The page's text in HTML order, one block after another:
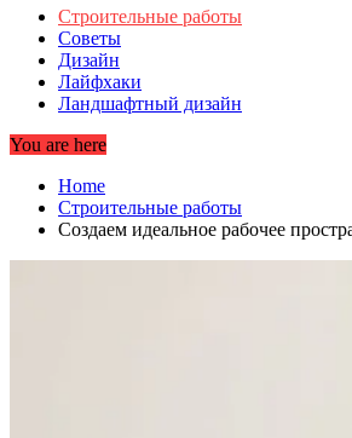
Строительные работы
Советы
Дизайн
Лайфхаки
Ландшафтный дизайн
You are here
Home
Строительные работы
Создаем идеальное рабочее